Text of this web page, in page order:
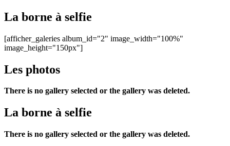
La borne à selfie
[afficher_galeries album_id="2" image_width="100%"
image_height="150px"]
Les photos
There is no gallery selected or the gallery was deleted.
La borne à selfie
There is no gallery selected or the gallery was deleted.